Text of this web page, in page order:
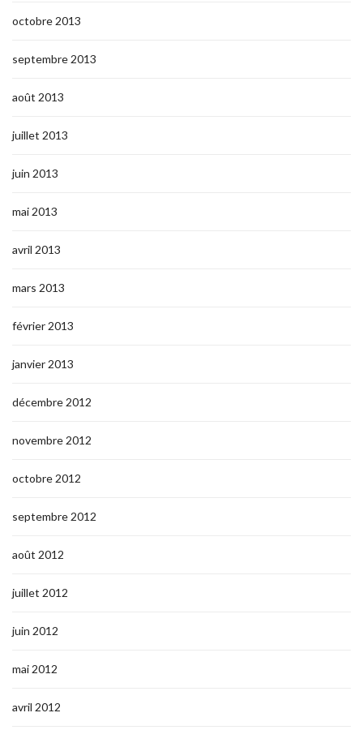
octobre 2013
septembre 2013
août 2013
juillet 2013
juin 2013
mai 2013
avril 2013
mars 2013
février 2013
janvier 2013
décembre 2012
novembre 2012
octobre 2012
septembre 2012
août 2012
juillet 2012
juin 2012
mai 2012
avril 2012